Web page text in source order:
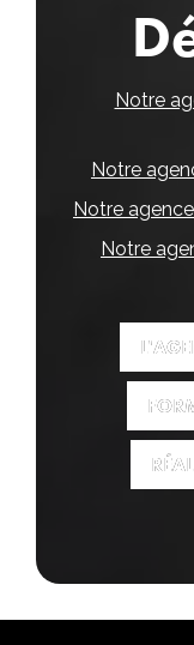
Notre
Notre
Notre
Notre